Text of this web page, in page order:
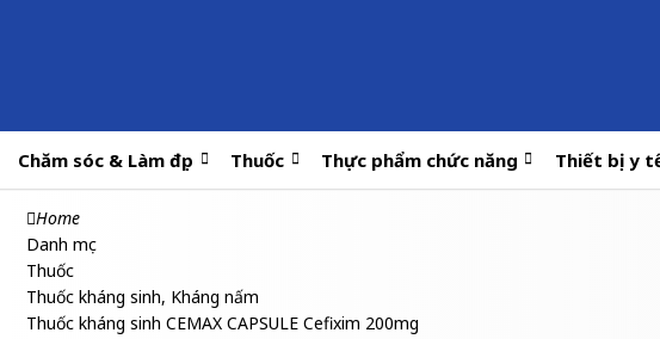
Chăm sóc & Làm đẹp Thuốc Thực phẩm chức năng Thiết bị y
Home
Danh mục
Thuốc
Thuốc kháng sinh, Kháng nấm
Thuốc kháng sinh CEMAX CAPSULE Cefixim 200mg